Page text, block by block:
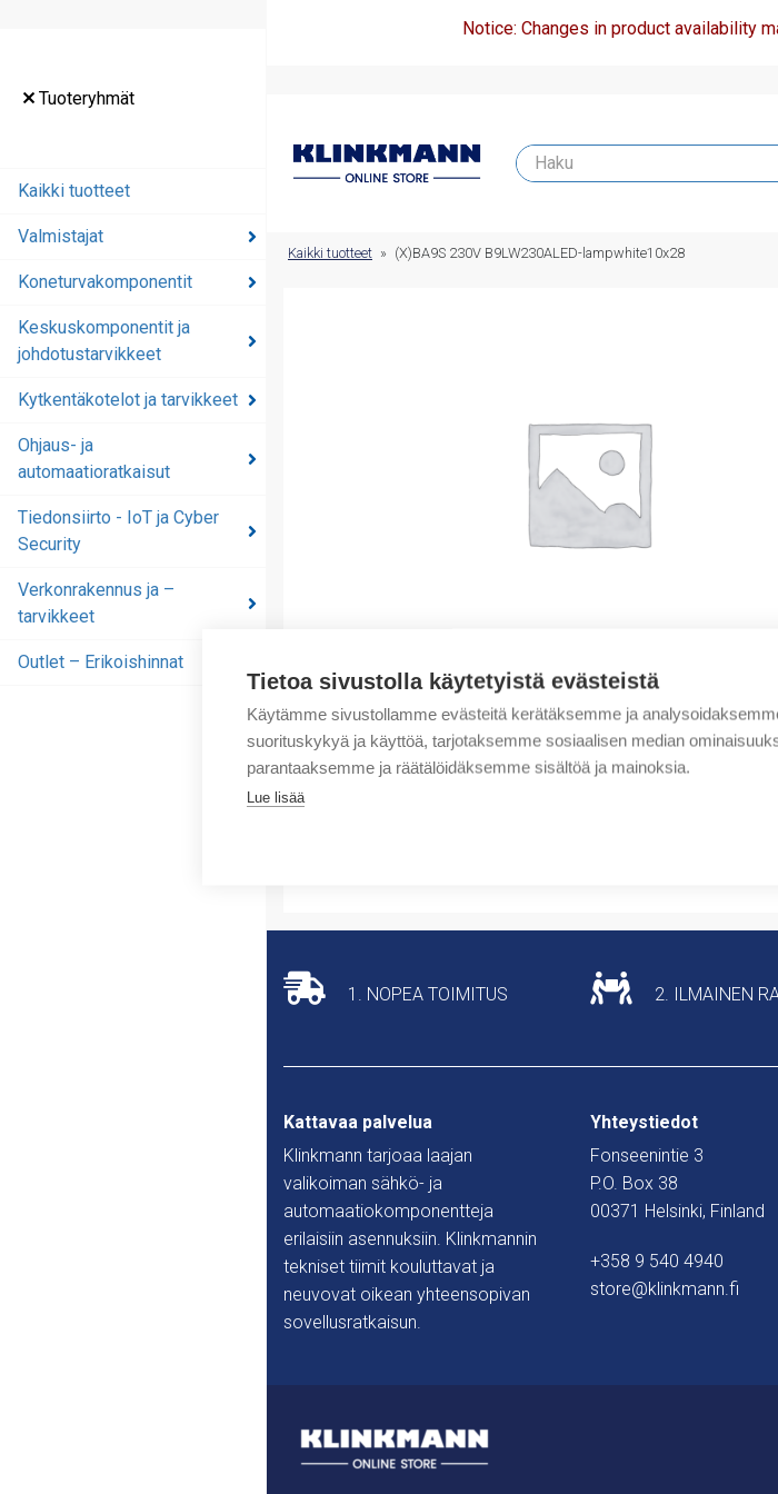
Tietoa sivustolla käytetyistä evästeistä
Käytämme sivustollamme evästeitä kerätäksemme ja
suorituskykyä ja käyttöä, tarjotaksemme sosiaalisen median
parantaaksemme ja räätälöidäksemme sisältöä ja mainoksia.
Lue lisää
Tuoteryhmät
Kaikki tuotteet
Valmistajat
Koneturvakomponentit
Keskuskomponentit ja
johdotustarvikkeet
Kytkentäkotelot ja tarvikkeet
Ohjaus- ja
automaatioratkaisut
Tiedonsiirto - IoT ja Cyber
Security
Verkonrakennus ja –
tarvikkeet
Outlet – Erikoishinnat
Notice: Changes in product availability
Outlet – Erikoishinnat
Kaikki tuotteet » (X)BA9S 230V B9LW230ALED-lampwhite10x28
1. NOPEA TOIMITUS 2. ILMAINEN
Kattavaa palvelua
Klinkmann tarjoaa laajan
valikoiman sähkö- ja
automaatiokomponentteja
erilaisiin asennuksiin. Klinkmannin
tekniset tiimit kouluttavat ja
neuvovat oikean yhteensopivan
sovellusratkaisun.
Yhteystiedot
Fonseenintie 3
P.O. Box 38
00371 Helsinki, Finland
+358 9 540 4940
store@klinkmann.fi